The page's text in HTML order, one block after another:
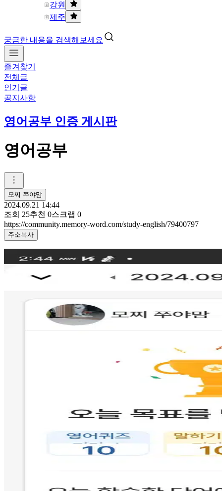
강원
제주
궁금한 내용을 검색해보세요
즐겨찾기
전체글
인기글
공지사항
영어공부 인증 게시판
영어공부
모찌 쭈야맘
2024.09.21 14:44
조회 25추천 0스크랩 0
https://community.memory-word.com/study-english/79400797
주소복사